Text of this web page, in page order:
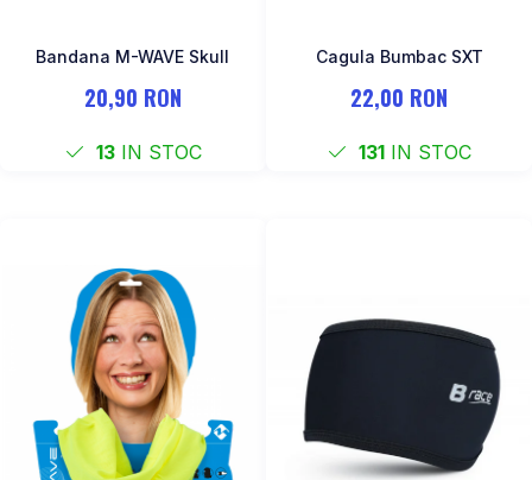
Bandana M-WAVE Skull
20,90 RON
13IN STOC
Cagula Bumbac SXT
22,00 RON
131IN STOC